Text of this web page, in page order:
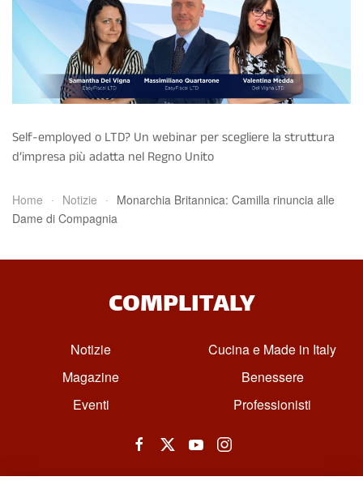
Self-employed o LTD? Un webinar per scegliere la struttura
d’impresa più adatta nel Regno Unito
Home Notizie
Monarchia Britannica: Camilla rinuncia alle
Dame di Compagnia
COMPLITALY
Notizie
Magazine
Eventi
Cucina e Made in Italy
Benessere
Professionisti